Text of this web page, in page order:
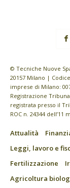
© Tecniche Nuove
20157 Milano |
imprese di Milano:
Registrazione
registrata presso il
ROC n. 24344 dell’11
Attualità
Leggi, lavoro e
Fertilizzazione
Agricoltura